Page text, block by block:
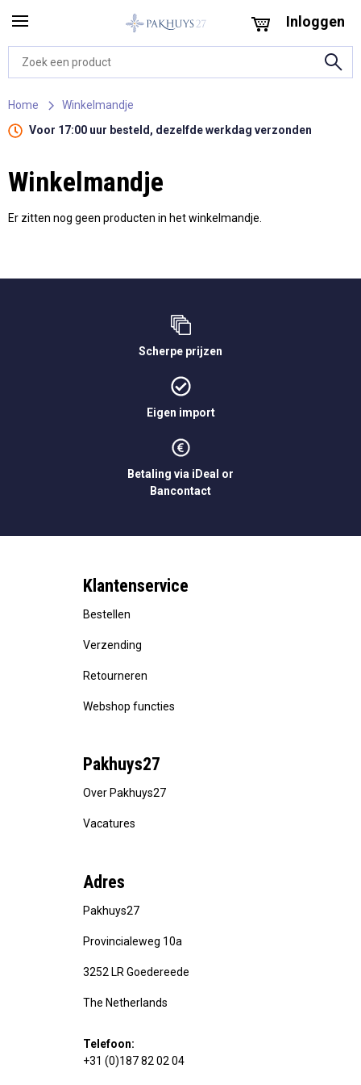
Inloggen
Home
Winkelmandje
Voor 17:00 uur besteld, dezelfde werkdag verzonden
Winkelmandje
Er zitten nog geen producten in het winkelmandje.
Scherpe prijzen
Eigen import
Betaling via iDeal or
Bancontact
Klantenservice
Bestellen
Verzending
Retourneren
Webshop functies
Pakhuys27
Over Pakhuys27
Vacatures
Adres
Pakhuys27
Provincialeweg 10a
3252 LR Goedereede
The Netherlands
Telefoon:
+31 (0)187 82 02 04